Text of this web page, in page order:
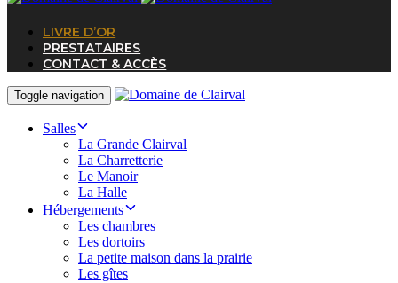
LIVRE D’OR
PRESTATAIRES
CONTACT & ACCÈS
Toggle navigation
Salles
La Grande Clairval
La Charretterie
Le Manoir
La Halle
Hébergements
Les chambres
Les dortoirs
La petite maison dans la prairie
Les gîtes